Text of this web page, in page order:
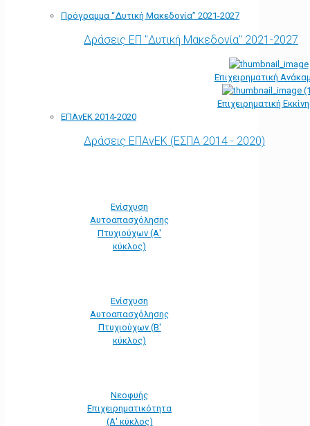
Πρόγραμμα “Δυτική Μακεδονία” 2021-2027
Δράσεις ΕΠ "Δυτική Μακεδονία" 2021-2027
Επιχειρηματική
Επιχειρηματική
ΕΠΑνΕΚ 2014-2020
Δράσεις ΕΠΑνΕΚ (ΕΣΠΑ 2014 - 2020)
Ενίσχυση
Αυτοαπασχόλησης
Πτυχιούχων (Α'
κύκλος)
Ενίσχυση
Αυτοαπασχόλησης
Πτυχιούχων (Β'
κύκλος)
Νεοφυής
Επιχειρηματικότητα
(Α' κύκλος)